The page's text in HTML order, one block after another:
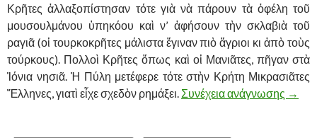
Κρῆτες ἀλλαξοπίστησαν τότε γιὰ νὰ πάρουν τὰ ὀφέλη τοῦ
μουσουλμάνου ὑπηκόου καὶ ν’ ἀφήσουν τὴν σκλαβιὰ τοῦ
ραγιᾶ (οἱ τουρκοκρῆτες μάλιστα ἔγιναν πιὸ ἄγριοι κι ἀπὸ τοὺς
τούρκους). Πολλοὶ Κρῆτες ὅπως καὶ οἱ Μανιᾶτες, πῆγαν στὰ
Ἰόνια νησιᾶ. Ἡ Πύλη μετέφερε τότε στὴν Κρήτη Μικρασιᾶτες
Ἕλληνες, γιατὶ εἶχε σχεδὸν ρημάξει. Συνέχεια ανάγνωσης ΟΙ
→